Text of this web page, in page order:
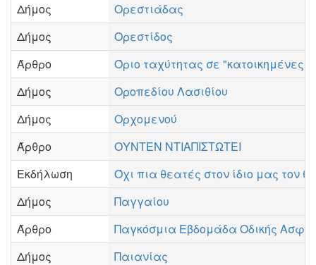
Δήμος
Ορεστιάδας
Δήμος
Ορεστίδος
Άρθρο
Όριο ταχύτητας σε "κατοικημένες
Δήμος
Οροπεδίου Λασιθίου
Δήμος
Ορχομενού
Άρθρο
ΟΥΝΤΕΝ ΝΤΙΑΠΙΣΤΩΤΕΙ
Εκδήλωση
Όχι πια θεατές στον ίδιο μας τον
Δήμος
Παγγαίου
Άρθρο
Παγκόσμια Εβδομάδα Οδικής
Δήμος
Παιανίας